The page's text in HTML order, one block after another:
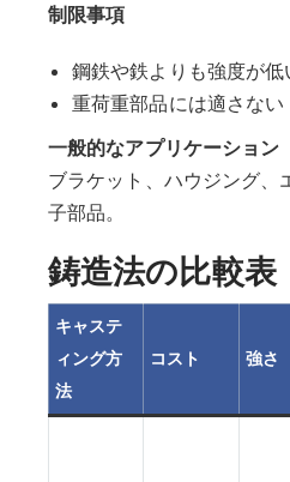
制限事項
鋼鉄や鉄よりも強度が低
重荷重部品には適さない
一般的なアプリケーション
ブラケット、ハウジング、
子部品。
鋳造法の比較表
キャステ
ィング方
法
コスト 強さ